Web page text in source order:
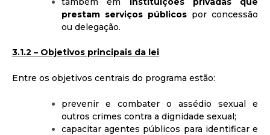
prestam serviços públicos por concessão
ou delegação.
3.1.2 – Objetivos principais da lei
Entre os objetivos centrais do programa estão:
prevenir e combater o assédio sexual e
outros crimes contra a dignidade sexual;
capacitar agentes públicos para identificar e